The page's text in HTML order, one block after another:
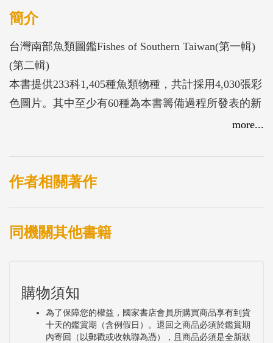
簡介
台灣南部魚類圖鑑Fishes of Southern Taiwan(第一輯)
(第二輯)
本書提供233科1,405種魚類物種，共計採用4,030張彩
色圖片。其中至少有60種為本書籌備過程所發表的新
種。有更多則可能為尚未發表的物種，因此暫以相近
灣首次紀錄之物種，連同中文名亦一併提供。
This book provide in total 4,030 color images of 1,405
during collection and investigation process, and more
more...
作者相關著作
同機關其他書籍
購物須知
為了保障您的權益，國家書店會員所購買商品享有到貨
十天的鑑賞期（含例假日）。退回之商品必須於鑑賞期
內寄回（以郵戳或收執聯為憑），且商品必須是全新狀